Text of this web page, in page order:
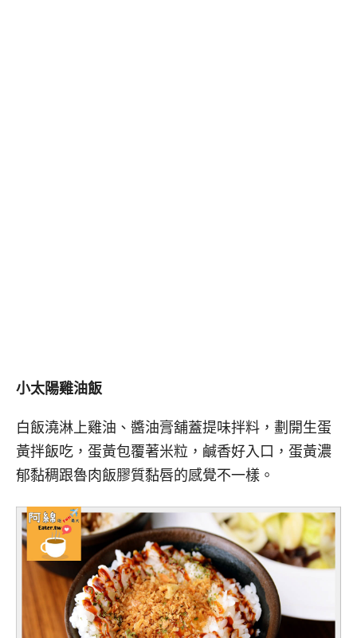
小太陽雞油飯
白飯澆淋上雞油、醬油膏舖蓋提味拌料，劃開生蛋
黃拌飯吃，蛋黃包覆著米粒，鹹香好入口，蛋黃濃
郁黏稠跟魯肉飯膠質黏唇的感覺不一樣。